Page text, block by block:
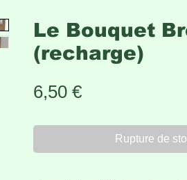
Le Bouquet
(recharge)
6,50 €Prix
Rupture de